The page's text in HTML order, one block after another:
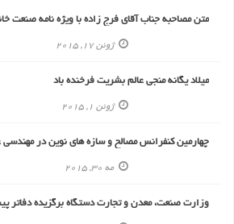
متن مصاحبه جناب آقای فرج زاده با ویژه نامه صنعت
ژوئن 17, 2015
میلاد یگانه منجی عالم بشریت فرخنده باد
ژوئن 1, 2015
چهارمین کنفرانس مصالح و سازه های نوین در مهندسی
مه 30, 2015
وزارت صنعت، معدن و تجارت دستگاه برگزیده دفاتر